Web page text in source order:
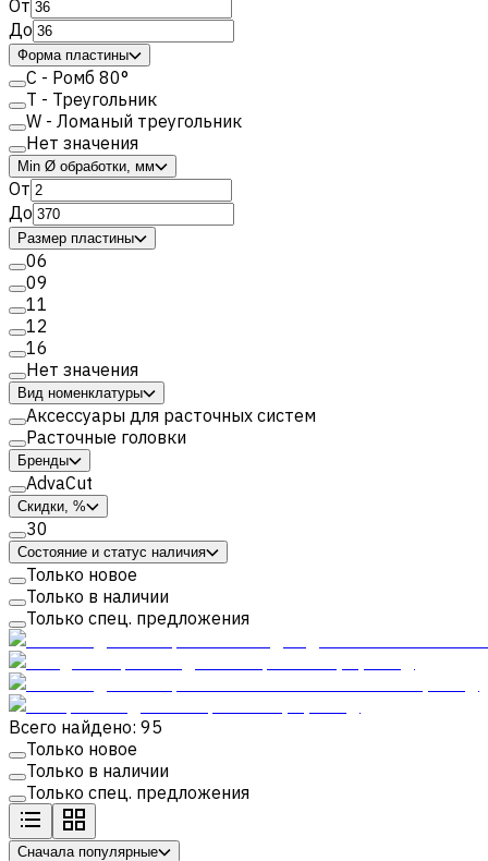
От
До
Форма пластины
C - Ромб 80°
T - Треугольник
W - Ломаный треугольник
Нет значения
Min Ø обработки, мм
От
До
Размер пластины
06
09
11
12
16
Нет значения
Вид номенклатуры
Аксессуары для расточных систем
Расточные головки
Бренды
AdvaCut
Скидки, %
30
Состояние и статус наличия
Только новое
Только в наличии
Только спец. предложения
Всего найдено: 95
Только новое
Только в наличии
Только спец. предложения
Сначала популярные